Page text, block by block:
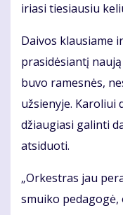
iriasi tiesiausiu
Daivos klausiame
prasidėsiantį
buvo ramesnės,
užsienyje.
džiaugiasi galinti
atsiduoti.
„Orkestras jau
smuiko